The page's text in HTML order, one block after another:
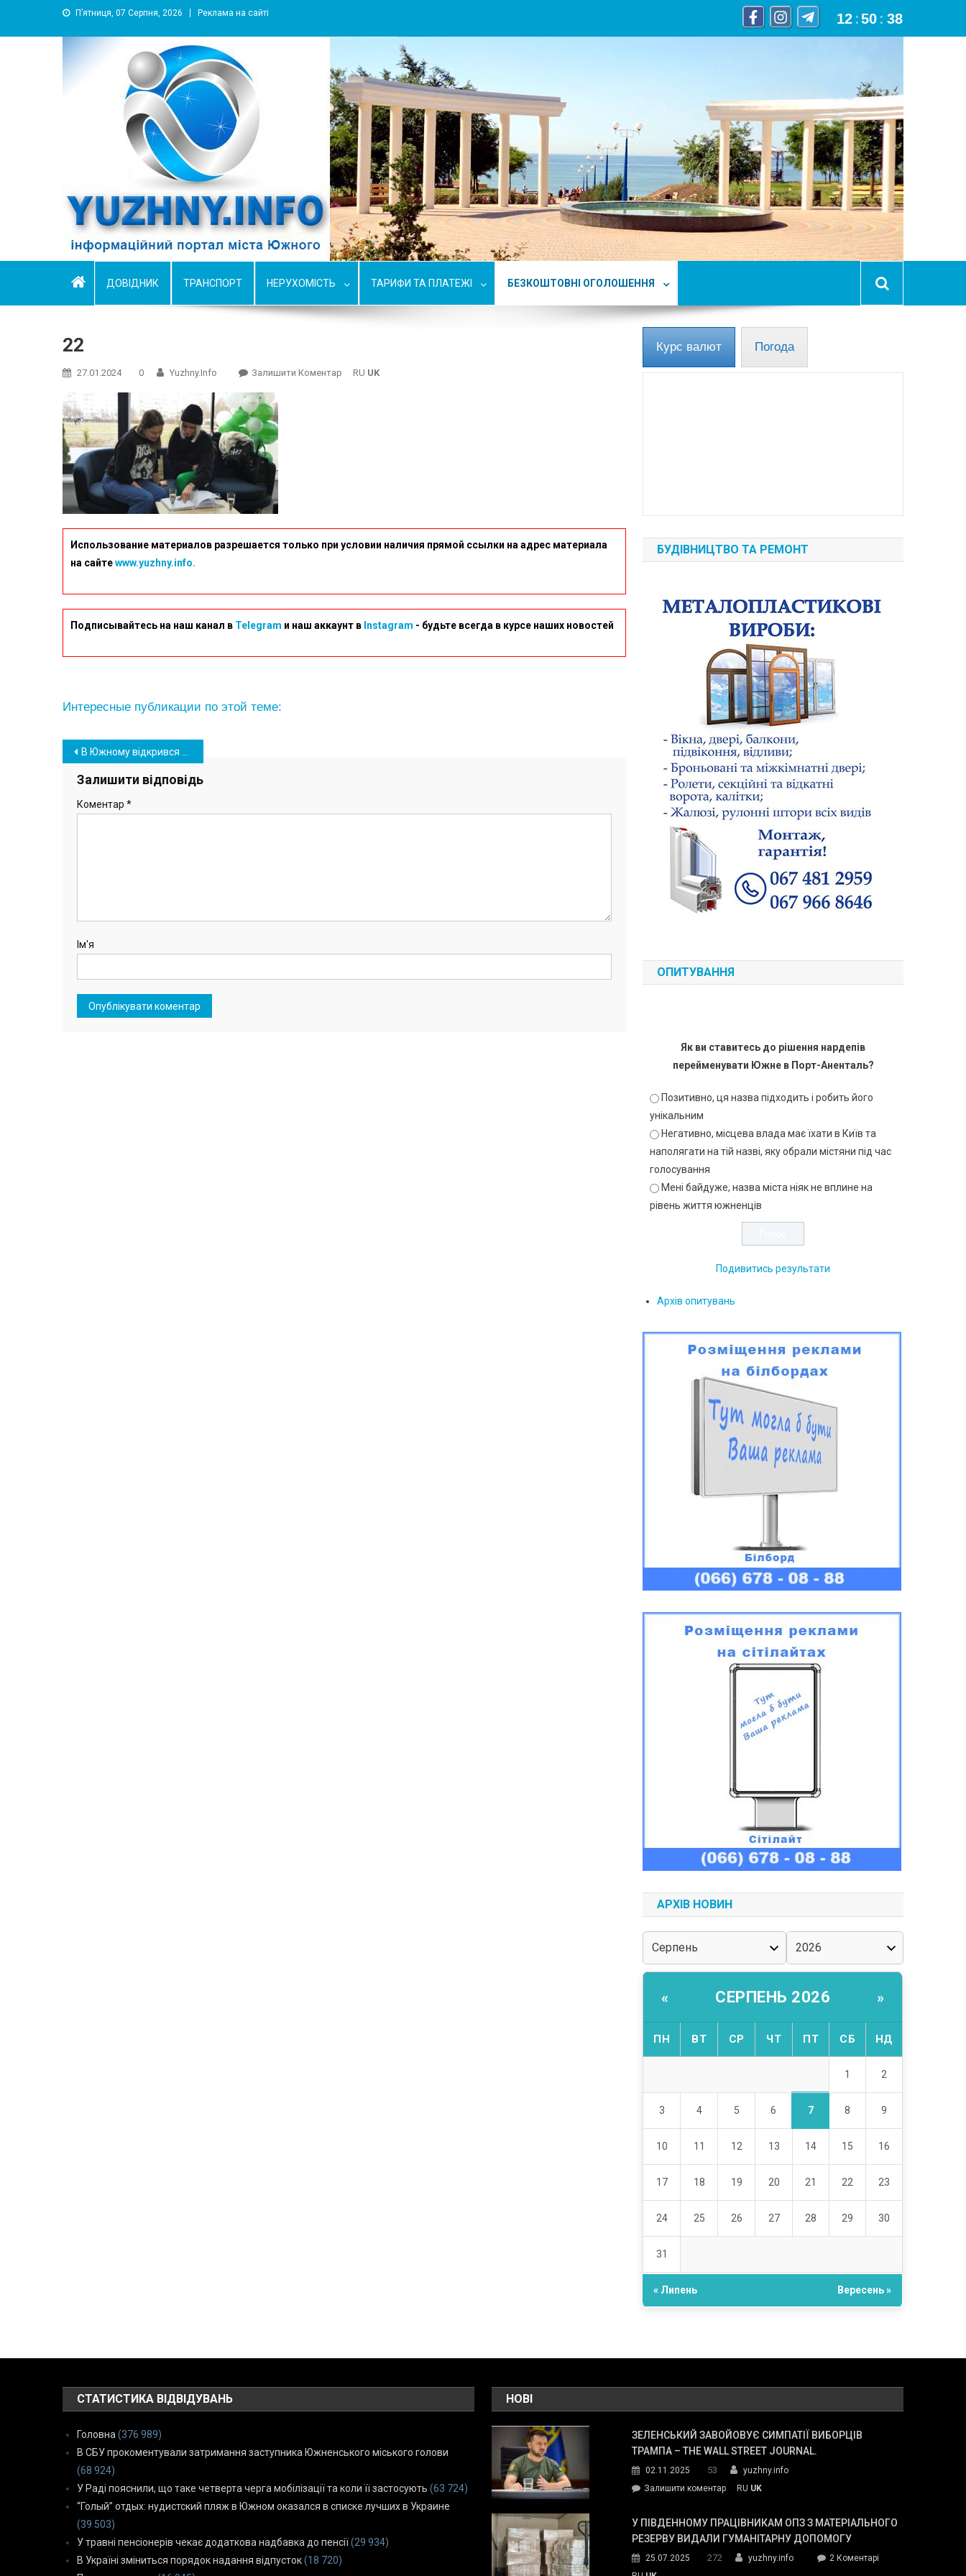
П’ятниця, 07 Серпня, 2026 Реклама на сайті 12 :50 : 39
YUZHNY.INFO
информационный портал города Южный
ДОВІДНИК ТРАНСПОРТ НЕРУХОМІСТЬ ТАРИФИ ТА ПЛАТЕЖІ БЕЗКОШТОВНІ ОГОЛОШЕННЯ
22
27.01.2024 0 Yuzhny.info Залишити Коментар RU UK
Использование материалов разрешается только при условии наличия прямой ссылки на адрес материала
на сайтеwww.yuzhny.info.
Подписывайтесь на наш канал в Telegram и наш аккаунт в Instagram - будьте всегда в курсе наших новостей
Интересные публикации по этой теме:
Навігація
записів
В Южному відкрився офлайн-магазин корейської косметики NewSkin (фото)
Залишити відповідь
Коментар *
Ім'я
Курс валют Погода
БУДІВНИЦТВО ТА РЕМОНТ
ОПИТУВАННЯ
Як ви ставитесь до рішення нардепів
перейменувати Южне в Порт-Аненталь?
Позитивно, ця назва підходить і робить його
унікальним
Негативно, місцева влада має їхати в Київ та
наполягати на тій назві, яку обрали містяни під час
голосування
Мені байдуже, назва міста ніяк не вплине на
рівень життя южненців
Подивитись результати
Архів опитувань
АРХІВ НОВИН
« СЕРПЕНЬ 2026 »
ПН ВТ СР ЧТ ПТ СБ НД
1 2
3 4 5 6 7 8 9
10 11 12 13 14 15 16
17 18 19 20 21 22 23
24 25 26 27 28 29 30
31
« Липень Вересень »
СТАТИСТИКА ВІДВІДУВАНЬ
Головна (376 989)
В СБУ прокоментували затримання заступника Южненського міського голови
(68 924)
У Раді пояснили, що таке четверта черга мобілізації та коли її застосують (63 724)
“Голый” отдых: нудистский пляж в Южном оказался в списке лучших в Украине
(39 503)
У травні пенсіонерів чекає додаткова надбавка до пенсії (29 934)
В Україні зміниться порядок надання відпусток (18 720)
НОВІ
ЗЕЛЕНСЬКИЙ ЗАВОЙОВУЄ СИМПАТІЇ ВИБОРЦІВ
ТРАМПА – THE WALL STREET JOURNAL.
02.11.2025 53
yuzhny.info
Залишити коментарon
завойовує
симпатії
Трампа
RU UK
У ПІВДЕННОМУ ПРАЦІВНИКАМ ОПЗ З МАТЕРІАЛЬНОГО
РЕЗЕРВУ ВИДАЛИ ГУМАНІТАРНУ ДОПОМОГУ
25.07.2025 272 yuzhny.info 2 Коментарідо